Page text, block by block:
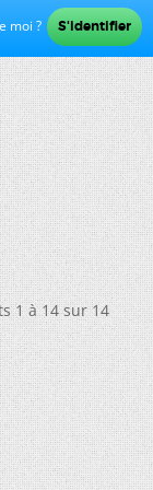
moi ?
1 à 14 sur 14